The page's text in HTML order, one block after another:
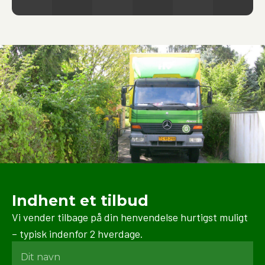
materialer og teknikker for at beskytte dine ejendele
Indhent et tilbud
Vi vender tilbage på din henvendelse hurtigst muligt
– typisk indenfor 2 hverdage.